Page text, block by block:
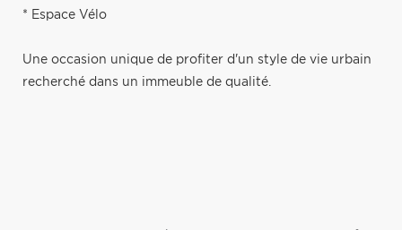
* Espace Vélo
Une occasion unique de profiter d'un style de vie urbain
recherché dans un immeuble de qualité.